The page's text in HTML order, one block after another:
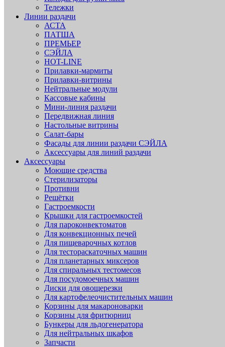
Тележки
Линии раздачи
АСТА
ПАТША
ПРЕМЬЕР
СЭЙЛА
HOT-LINE
Прилавки-мармиты
Прилавки-витрины
Нейтральные модули
Кассовые кабины
Мини-линия раздачи
Передвижная линия
Настольные витрины
Салат-бары
Фасады для линии раздачи СЭЙЛА
Аксессуары для линий раздачи
Аксессуары
Моющие средства
Стерилизаторы
Противни
Решётки
Гастроемкости
Крышки для гастроемкостей
Для пароконвектоматов
Для конвекционных печей
Для пищеварочных котлов
Для тестораскаточных машин
Для планетарных миксеров
Для спиральных тестомесов
Для посудомоечных машин
Диски для овощерезки
Для картофелеочистительных машин
Корзины для макароноварки
Корзины для фритюрниц
Бункеры для льдогенератора
Для нейтральных шкафов
Запчасти